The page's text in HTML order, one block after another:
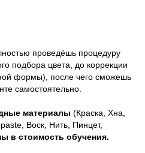
проведёшь процедуру
подбора цвета, до коррекции
формы), после чего сможешь
самостоятельно.
материалы (Краска, Хна,
Воск, Нить, Пинцет,
в стоимость обучения.